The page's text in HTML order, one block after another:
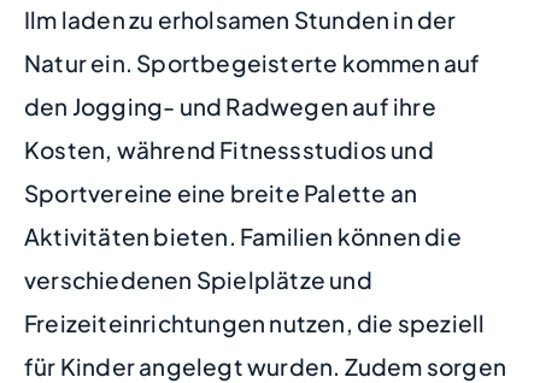
Ilm laden zu erholsamen Stunden in der
Natur ein. Sportbegeisterte kommen auf
den Jogging- und Radwegen auf ihre
Kosten, während Fitnessstudios und
Sportvereine eine breite Palette an
Aktivitäten bieten. Familien können die
verschiedenen Spielplätze und
Freizeiteinrichtungen nutzen, die speziell
für Kinder angelegt wurden. Zudem sorgen